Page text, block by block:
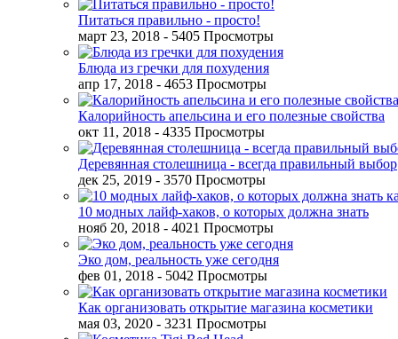
Питаться правильно - просто!
март 23, 2018 - 5405 Просмотры
Блюда из гречки для похудения
апр 17, 2018 - 4653 Просмотры
Калорийность апельсина и его полезные свойства
окт 11, 2018 - 4335 Просмотры
Деревянная столешница - всегда правильный выбор
дек 25, 2019 - 3570 Просмотры
10 модных лайф-хаков, о которых должна знать
нояб 20, 2018 - 4021 Просмотры
Эко дом, реальность уже сегодня
фев 01, 2018 - 5042 Просмотры
Как организовать открытие магазина косметики
мая 03, 2020 - 3231 Просмотры